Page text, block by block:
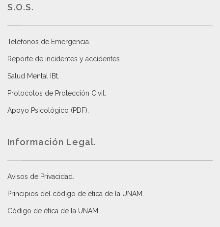
S.O.S.
Teléfonos de Emergencia.
Reporte de incidentes y accidentes
Salud Mental IBt
Protocolos de Protección Civil
Apoyo Psicológico (PDF)
Información Legal.
Avisos de Privacidad
Principios del código de ética de la UNAM
Código de ética de la UNAM